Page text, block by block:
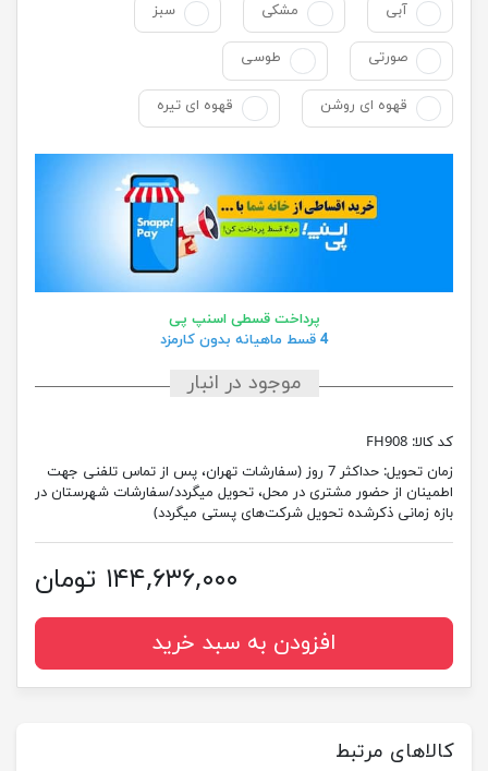
آبی
مشکی سبز
صورتی طوسی
قهوه ای روشن قهوه ای تیره
پرداخت قسطی اسنپ پی
4 قسط ماهیانه بدون کارمزد
موجود در انبار
کد کالا: FH908
زمان تحویل:
حداکثر 7 روز (سفارشات تهران، پس از تماس تلفنی جهت
اطمینان از حضور مشتری در محل، تحویل میگردد/سفارشات شهرستان در
بازه زمانی ذکرشده تحویل شرکت‌های پستی میگردد)
۱۴۴,۶۳۶,۰۰۰ تومان
افزودن به سبد خرید
کالاهای مرتبط